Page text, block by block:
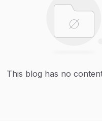
This blog has no